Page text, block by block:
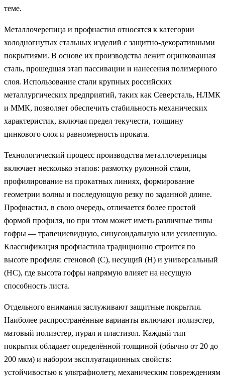
теме.
Металлочерепица и профнастил относятся к категории
холодногнутых стальных изделий с защитно-декоративными
покрытиями. В основе их производства лежит оцинкованная
сталь, прошедшая этап пассивации и нанесения полимерного
слоя. Использование стали крупных российских
металлургических предприятий, таких как Северсталь, НЛМК
и ММК, позволяет обеспечить стабильность механических
характеристик, включая предел текучести, толщину
цинкового слоя и равномерность проката.
Технологический процесс производства металлочерепицы
включает несколько этапов: размотку рулонной стали,
профилирование на прокатных линиях, формирование
геометрии волны и последующую резку по заданной длине.
Профнастил, в свою очередь, отличается более простой
формой профиля, но при этом может иметь различные типы
гофры — трапециевидную, синусоидальную или усиленную.
Классификация профнастила традиционно строится по
высоте профиля: стеновой (С), несущий (Н) и универсальный
(НС), где высота гофры напрямую влияет на несущую
способность листа.
Отдельного внимания заслуживают защитные покрытия.
Наиболее распространённые варианты включают полиэстер,
матовый полиэстер, пурал и пластизол. Каждый тип
покрытия обладает определённой толщиной (обычно от 20 до
200 мкм) и набором эксплуатационных свойств:
устойчивостью к ультрафиолету, механическим повреждениям